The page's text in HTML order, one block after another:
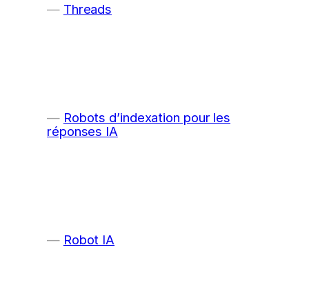
Threads
Robots d’indexation pour les
réponses IA
Robot IA